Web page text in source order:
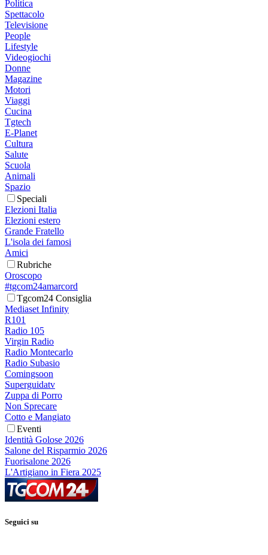
Politica
Spettacolo
Televisione
People
Lifestyle
Videogiochi
Donne
Magazine
Motori
Viaggi
Cucina
Tgtech
E-Planet
Cultura
Salute
Scuola
Animali
Spazio
Speciali
Elezioni Italia
Elezioni estero
Grande Fratello
L'isola dei famosi
Amici
Rubriche
Oroscopo
#tgcom24amarcord
Tgcom24 Consiglia
Mediaset Infinity
R101
Radio 105
Virgin Radio
Radio Montecarlo
Radio Subasio
Comingsoon
Superguidatv
Zuppa di Porro
Non Sprecare
Cotto e Mangiato
Eventi
Identità Golose 2026
Salone del Risparmio 2026
Fuorisalone 2026
L'Artigiano in Fiera 2025
Seguici su